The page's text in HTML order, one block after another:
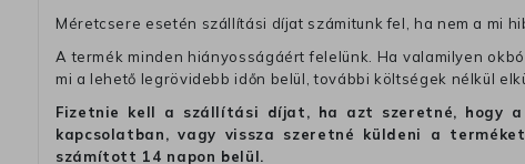
Méretcsere esetén szállítási díjat számitunk fel, ha nem a mi
A termék minden hiányosságáért felelünk. Ha valamilyen
mi a lehető legrövidebb időn belül, további költségek nélkül
Fizetnie kell a szállítási díjat, ha azt szeretné, hogy
kapcsolatban, vagy vissza szeretné küldeni a
számított 14 napon belül.